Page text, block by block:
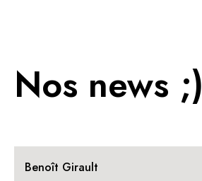
Benoît Girault
Nos news ;)